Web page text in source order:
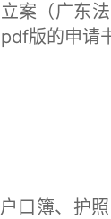
（广东法
版的申请
簿、护照